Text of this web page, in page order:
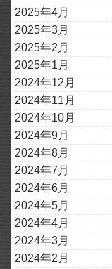
2025年4月
2025年3月
2025年2月
2025年1月
2024年12月
2024年11月
2024年10月
2024年9月
2024年8月
2024年7月
2024年6月
2024年5月
2024年4月
2024年3月
2024年2月